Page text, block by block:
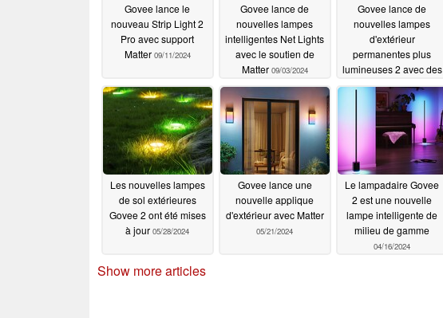
Govee lance le
nouveau Strip Light 2
Pro avec support
Matter 09/11/2024
Govee lance de
nouvelles lampes
intelligentes Net Lights
avec le soutien de
Matter 09/03/2024
Govee lance de
nouvelles lampes
d'extérieur
permanentes plus
lumineuses 2 avec des
réductions08/26/2024
Les nouvelles lampes
de sol extérieures
Govee 2 ont été mises
à jour 05/28/2024
Govee lance une
nouvelle applique
d'extérieur avec Matter
05/21/2024
Le lampadaire Govee
2 est une nouvelle
lampe intelligente de
milieu de gamme
04/16/2024
Show more articles